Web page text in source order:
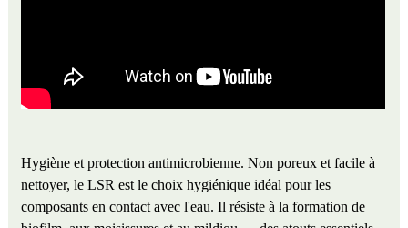
Hygiène et protection antimicrobienne. Non poreux et facile à
nettoyer, le LSR est le choix hygiénique idéal pour les
composants en contact avec l'eau. Il résiste à la formation de